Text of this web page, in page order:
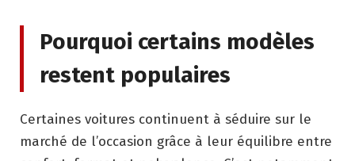
Pourquoi certains modèles
restent populaires
Certaines voitures continuent à séduire sur le
marché de l’occasion grâce à leur équilibre entre